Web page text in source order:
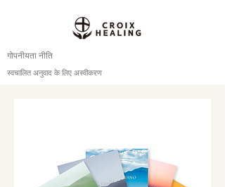
गोपनीयता नीति
स्वचालित अनुवाद के लिए अस्वीकरण